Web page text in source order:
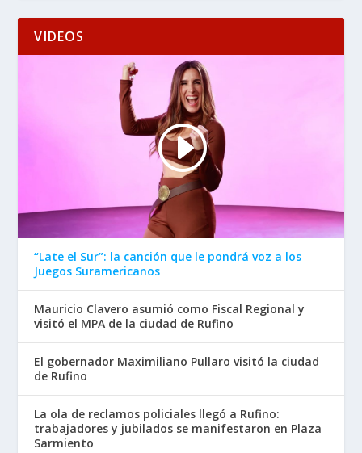
VIDEOS
“Late el Sur”: la canción que le pondrá voz a los
Juegos Suramericanos
Mauricio Clavero asumió como Fiscal Regional y
visitó el MPA de la ciudad de Rufino
El gobernador Maximiliano Pullaro visitó la ciudad
de Rufino
La ola de reclamos policiales llegó a Rufino:
trabajadores y jubilados se manifestaron en Plaza
Sarmiento